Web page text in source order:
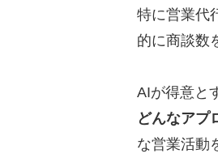
営
本
特に営業代
的に商談数
AIが得意と
どんなアプ
な営業活動